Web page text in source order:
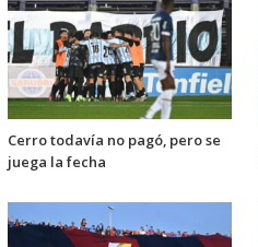
Cerro todavía no pagó, pero se
juega la fecha